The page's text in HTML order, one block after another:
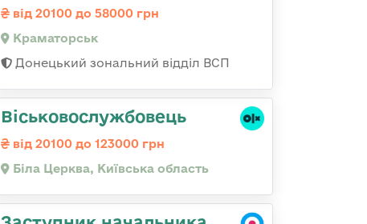
від 20100 до 58000 грн
Краматорськ
Донецький зональний відділ ВСП
Віськовослужбовець
від 20100 до 123000 грн
Біла Церква, Київська область